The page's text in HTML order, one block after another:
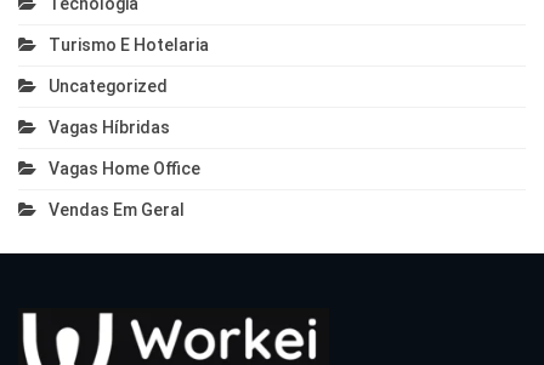
Turismo E Hotelaria
Uncategorized
Vagas Híbridas
Vagas Home Office
Vendas Em Geral